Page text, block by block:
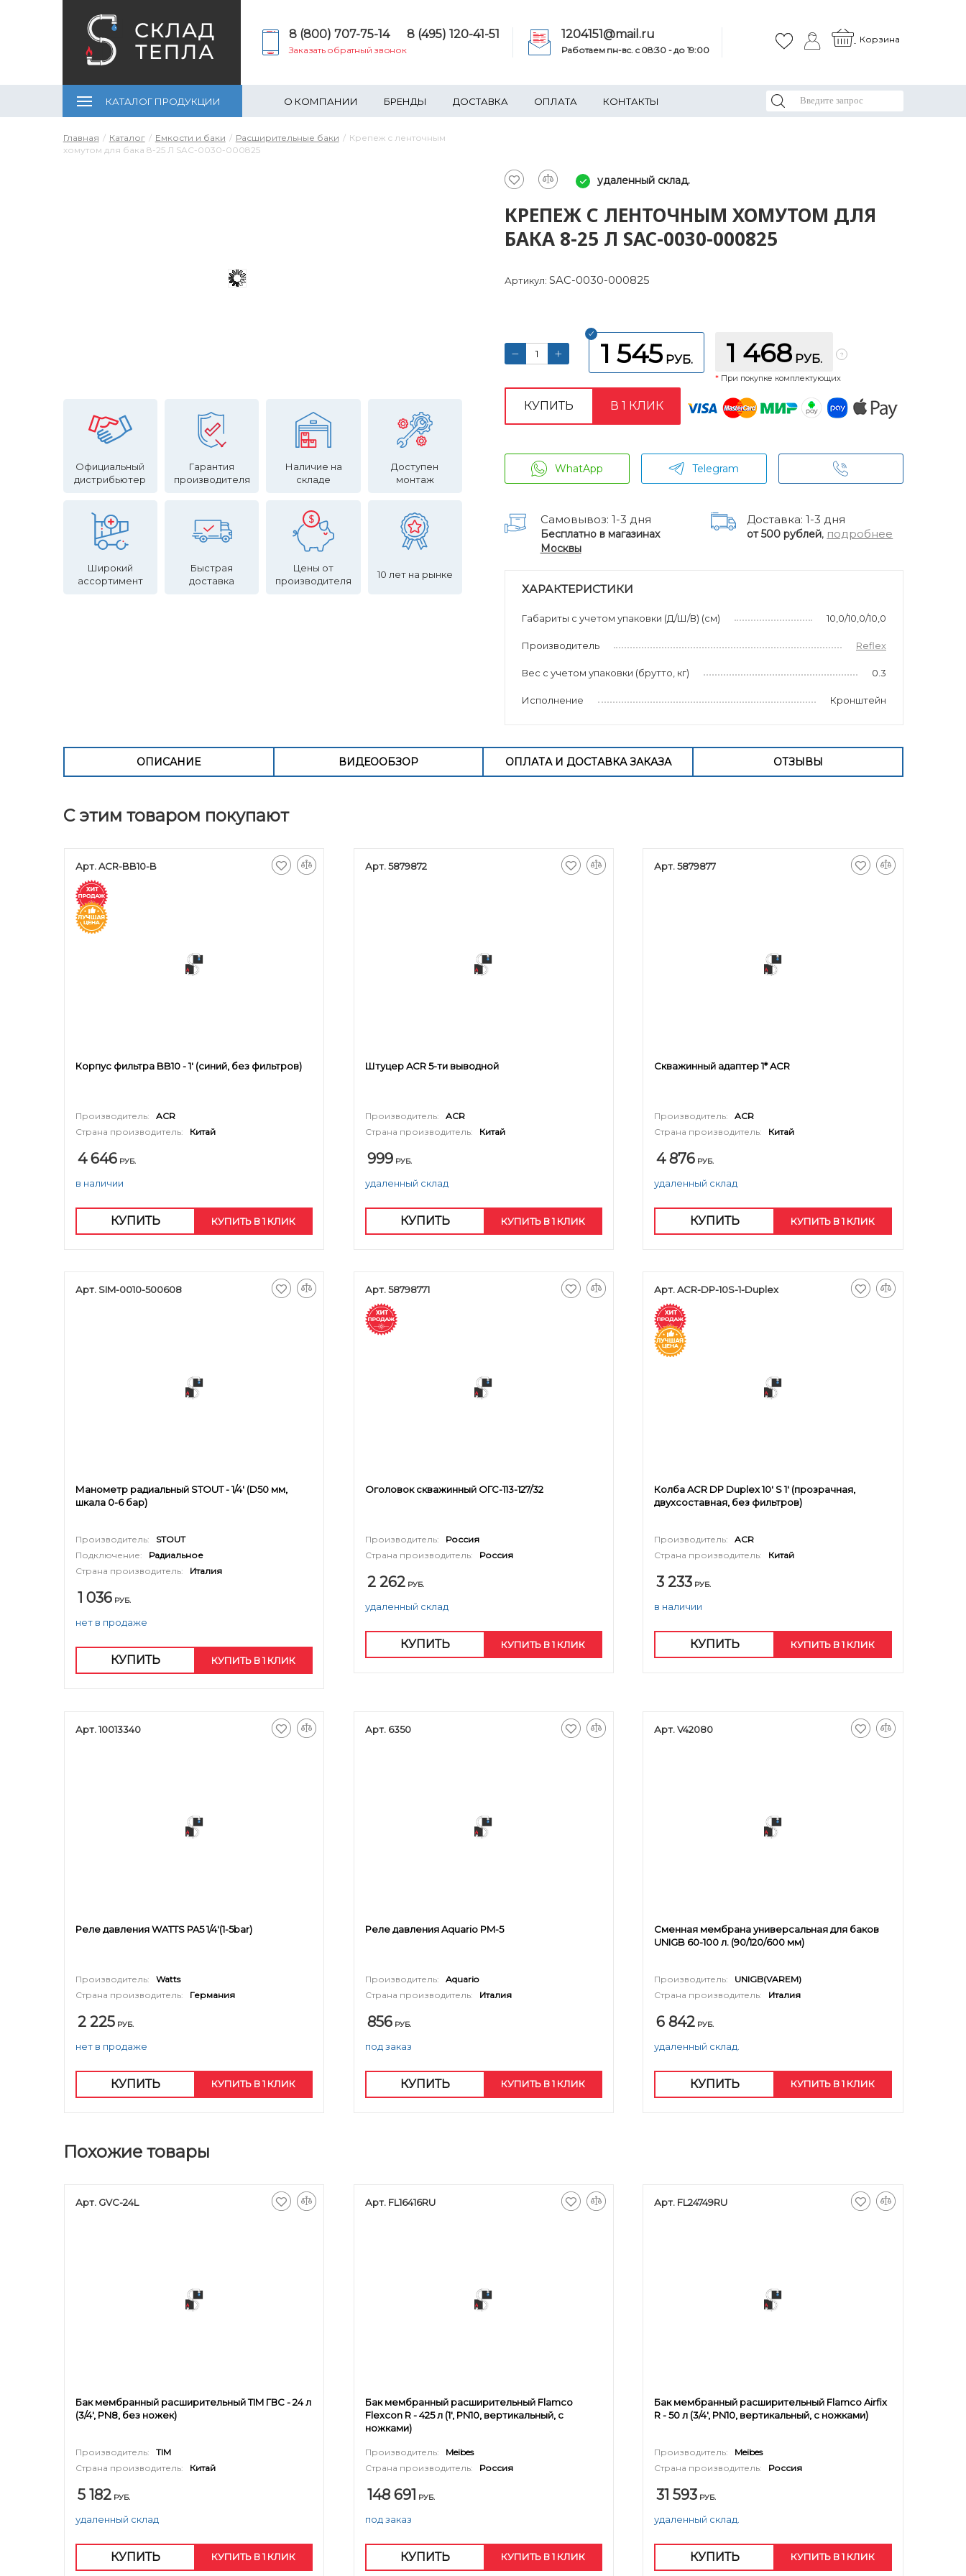
8 (800) 707-75-14 8 (495) 120-41-51
Заказать обратный звонок
1204151@mail.ru
Работаем пн-вс. c 08:30 - до 19:00
Корзина
КАТАЛОГ ПРОДУКЦИИ О КОМПАНИИ БРЕНДЫ ДОСТАВКА ОПЛАТА КОНТАКТЫ
Главная Каталог Емкости и баки Расширительные баки
Крепеж с ленточным
хомутом для бака 8-25 Л SAC-0030-000825
Официальный
дистрибьютер
Гарантия
производителя
Наличие на
складе
Доступен
монтаж
Широкий
ассортимент
Быстрая
доставка
Цены от
производителя
10 лет на рынке
удаленный склад.
КРЕПЕЖ С ЛЕНТОЧНЫМ ХОМУТОМ ДЛЯ
БАКА 8-25 Л SAC-0030-000825
Артикул: SAC-0030-000825
1 545 РУБ. 1 468 РУБ.
* При покупке комплектующих
КУПИТЬ В 1 КЛИК
WhatApp Telegram
Самовывоз: 1-3 дня
Бесплатно в магазинах
Москвы
Доставка: 1-3 дня
от 500 рублей, подробнее
ХАРАКТЕРИСТИКИ
Габариты с учетом упаковки (Д/Ш/В) (см) 10,0/10,0/10,0
Производитель Reflex
Вес с учетом упаковки (брутто, кг) 0.3
Исполнение Кронштейн
ОПИСАНИЕ ВИДЕООБЗОР ОПЛАТА И ДОСТАВКА ЗАКАЗА ОТЗЫВЫ
С этим товаром покупают
Арт. ACR-BB10-B
Корпус фильтра BB10 - 1' (синий, без фильтров)
Производитель:
ACR
Страна производитель:
Китай
4 646 РУБ.
в наличии
КУПИТЬ КУПИТЬ В 1 КЛИК
Арт. 5879872
Штуцер ACR 5-ти выводной
Производитель:
ACR
Страна производитель:
Китай
999 РУБ.
удаленный склад
КУПИТЬ КУПИТЬ В 1 КЛИК
Арт. 5879877
Скважинный адаптер 1* ACR
Производитель:
ACR
Страна производитель:
Китай
4 876 РУБ.
удаленный склад
КУПИТЬ КУПИТЬ В 1 КЛИК
Арт. SIM-0010-500608
Манометр радиальный STOUT - 1/4' (D50 мм,
шкала 0-6 бар)
Производитель:
STOUT
Подключение:
Радиальное
Страна производитель:
Италия
1 036 РУБ.
нет в продаже
КУПИТЬ КУПИТЬ В 1 КЛИК
Арт. 58798771
Оголовок скважинный ОГС-113-127/32
Производитель:
Россия
Страна производитель:
Россия
2 262 РУБ.
удаленный склад
КУПИТЬ КУПИТЬ В 1 КЛИК
Арт. ACR-DP-10S-1-Duplex
Колба ACR DP Duplex 10' S 1' (прозрачная,
двухсоставная, без фильтров)
Производитель:
ACR
Страна производитель:
Китай
3 233 РУБ.
в наличии
КУПИТЬ КУПИТЬ В 1 КЛИК
Арт. 10013340
Реле давления WATTS PA5 1/4'(1-5bar)
Производитель:
Watts
Страна производитель:
Германия
2 225 РУБ.
нет в продаже
КУПИТЬ КУПИТЬ В 1 КЛИК
Арт. 6350
Реле давления Aquario PM-5
Производитель:
Aquario
Страна производитель:
Италия
856 РУБ.
под заказ
КУПИТЬ КУПИТЬ В 1 КЛИК
Арт. V42080
Сменная мембрана универсальная для баков
UNIGB 60-100 л. (90/120/600 мм)
Производитель:
UNIGB(VAREM)
Страна производитель:
Италия
6 842 РУБ.
удаленный склад.
КУПИТЬ КУПИТЬ В 1 КЛИК
Похожие товары
Арт. GVC-24L
Бак мембранный расширительный TIM ГВС - 24 л
(3/4', PN8, без ножек)
Производитель:
TIM
Страна производитель:
Китай
5 182 РУБ.
удаленный склад
КУПИТЬ КУПИТЬ В 1 КЛИК
Арт. FL16416RU
Бак мембранный расширительный Flamco
Flexcon R - 425 л (1', PN10, вертикальный, с
ножками)
Производитель:
Meibes
Страна производитель:
Россия
148 691 РУБ.
под заказ
КУПИТЬ КУПИТЬ В 1 КЛИК
Арт. FL24749RU
Бак мембранный расширительный Flamco Airfix
R - 50 л (3/4', PN10, вертикальный, с ножками)
Производитель:
Meibes
Страна производитель:
Россия
31 593 РУБ.
удаленный склад.
КУПИТЬ КУПИТЬ В 1 КЛИК